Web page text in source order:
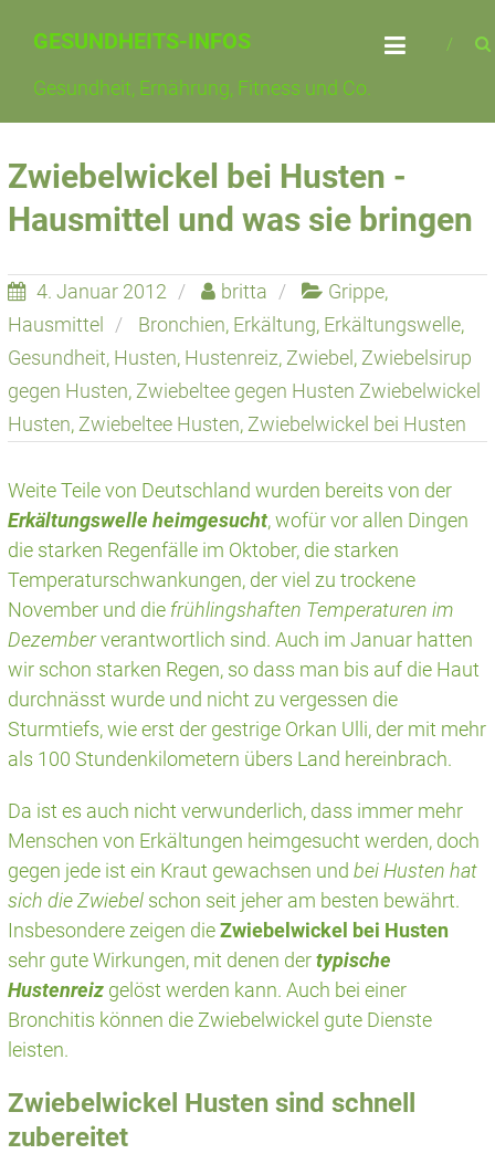
GESUNDHEITS-INFOS
Gesundheit, Ernährung, Fitness und Co.
Zwiebelwickel bei Husten -
Hausmittel und was sie bringen
4. Januar 2012 britta Grippe,
Hausmittel
Bronchien, Erkältung, Erkältungswelle,
Gesundheit, Husten, Hustenreiz, Zwiebel , Zwiebelsirup
gegen Husten, Zwiebeltee gegen Husten Zwiebelwickel
Husten, Zwiebeltee Husten, Zwiebelwickel bei Husten
Weite Teile von Deutschland wurden bereits von der
Erkältungswelle heimgesucht, wofür vor allen Dingen
die starken Regenfälle im Oktober, die starken
Temperaturschwankungen, der viel zu trockene
November und diefrühlingshaften Temperaturen im
Dezemberverantwortlich sind. Auch im Januar hatten
wir schon starken Regen, so dass man bis auf die Haut
durchnässt wurde und nicht zu vergessen die
Sturmtiefs, wie erst der gestrige Orkan Ulli, der mit mehr
als 100 Stundenkilometern übers Land hereinbrach.
Da ist es auch nicht verwunderlich, dass immer mehr
Menschen von Erkältungen heimgesucht werden, doch
gegen jede ist ein Kraut gewachsen und bei Husten hat
sich die Zwiebelschon seit jeher am besten bewährt.
Insbesondere zeigen dieZwiebelwickel bei Husten
sehr gute Wirkungen, mit denen dertypische
Hustenreizgelöst werden kann. Auch bei einer
Bronchitis können die Zwiebelwickel gute Dienste
leisten.
Zwiebelwickel Husten sind schnell
zubereitet